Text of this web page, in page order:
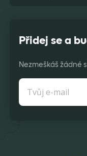
Přidej se a
Nezmeškáš žádné